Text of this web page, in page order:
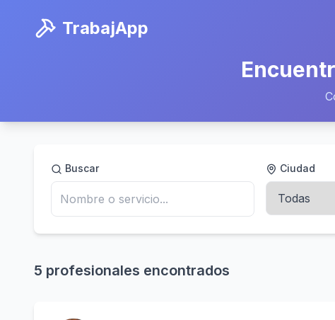
TrabajApp
Buscar Ciudad
5 profesionales encontrados